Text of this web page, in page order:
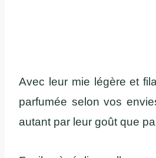
Avec leur mie légère et
parfumée selon vos
autant par leur goût que